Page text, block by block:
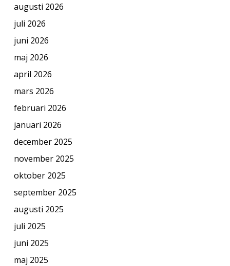
augusti 2026
juli 2026
juni 2026
maj 2026
april 2026
mars 2026
februari 2026
januari 2026
december 2025
november 2025
oktober 2025
september 2025
augusti 2025
juli 2025
juni 2025
maj 2025